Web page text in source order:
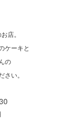
店。
ケーキと
の
い。